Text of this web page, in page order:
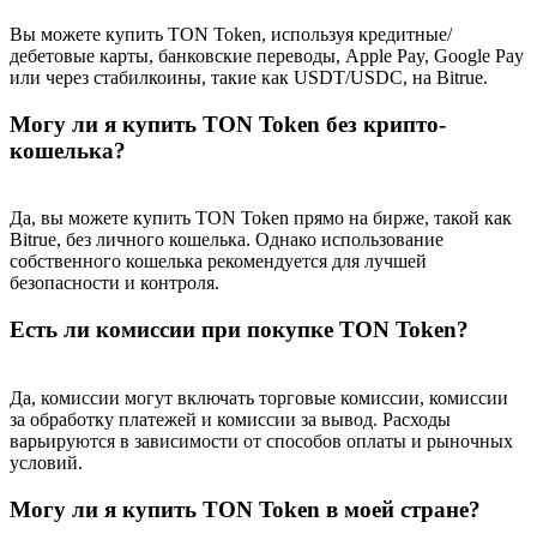
USDT Flexible Staking | Daily Rewards
BTC New User Exclusive: 6.5% APR
Больше событий
Логин
Вы можете купить TON Token, используя кредитные/
дебетовые карты, банковские переводы, Apple Pay, Google Pay
или через стабилкоины, такие как USDT/USDC, на Bitrue.
Могу ли я купить TON Token без крипто-
кошелька?
Да, вы можете купить TON Token прямо на бирже, такой как
Bitrue, без личного кошелька. Однако использование
собственного кошелька рекомендуется для лучшей
безопасности и контроля.
Есть ли комиссии при покупке TON Token?
Да, комиссии могут включать торговые комиссии, комиссии
за обработку платежей и комиссии за вывод. Расходы
варьируются в зависимости от способов оплаты и рыночных
условий.
Могу ли я купить TON Token в моей стране?